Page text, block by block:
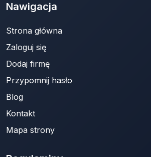
Nawigacja
Strona główna
Zaloguj się
Dodaj firmę
Przypomnij hasło
Blog
Kontakt
Mapa strony